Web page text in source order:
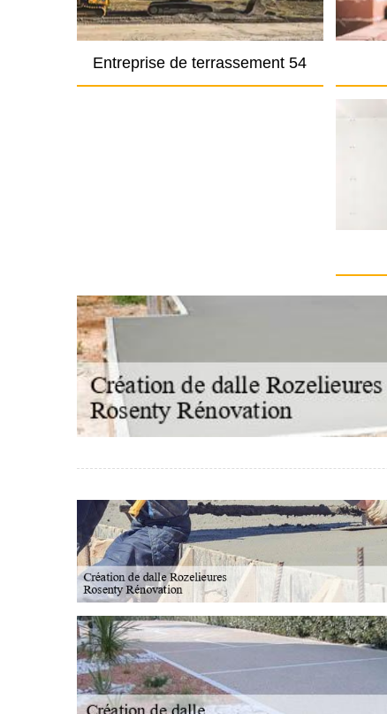
Entreprise de terrassement 54